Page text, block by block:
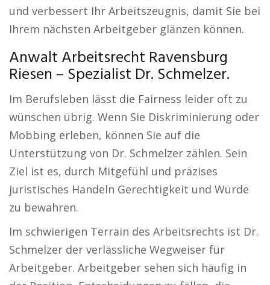
und verbessert Ihr Arbeitszeugnis, damit Sie bei
Ihrem nächsten Arbeitgeber glänzen können.
Anwalt Arbeitsrecht Ravensburg
Riesen – Spezialist Dr. Schmelzer.
Im Berufsleben lässt die Fairness leider oft zu
wünschen übrig. Wenn Sie Diskriminierung oder
Mobbing erleben, können Sie auf die
Unterstützung von Dr. Schmelzer zählen. Sein
Ziel ist es, durch Mitgefühl und präzises
juristisches Handeln Gerechtigkeit und Würde
zu bewahren.
Im schwierigen Terrain des Arbeitsrechts ist Dr.
Schmelzer der verlässliche Wegweiser für
Arbeitgeber. Arbeitgeber sehen sich häufig in